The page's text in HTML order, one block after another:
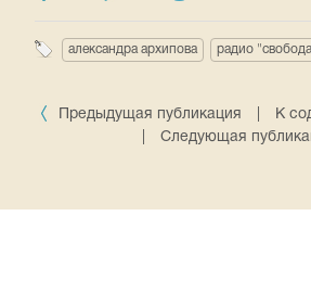
александра архипова радио "свобода
Предыдущая публикация
К
Следующая